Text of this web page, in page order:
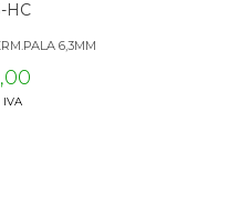
HC
6,3MM